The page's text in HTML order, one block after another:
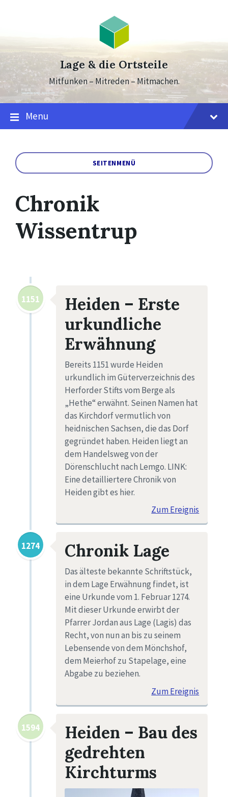
Lage & die Ortsteile
Mitfunken – Mitreden – Mitmachen.
Menu
SEITENMENÜ
Chronik
Wissentrup
1151
Heiden – Erste
urkundliche
Erwähnung
Bereits 1151 wurde Heiden
urkundlich im Güterverzeichnis des
Herforder Stifts vom Berge als
„Hethe“ erwähnt. Seinen Namen hat
das Kirchdorf vermutlich von
heidnischen Sachsen, die das Dorf
gegründet haben. Heiden liegt an
dem Handelsweg von der
Dörenschlucht nach Lemgo. LINK:
Eine detailliertere Chronik von
Heiden gibt es hier.
Zum Ereignis
1274 Chronik Lage
Das älteste bekannte Schriftstück,
in dem Lage Erwähnung findet, ist
eine Urkunde vom 1. Februar 1274.
Mit dieser Urkunde erwirbt der
Pfarrer Jordan aus Lage (Lagis) das
Recht, von nun an bis zu seinem
Lebensende von dem Mönchshof,
dem Meierhof zu Stapelage, eine
Abgabe zu beziehen.
Zum Ereignis
1594
Heiden – Bau des
gedrehten
Kirchturms